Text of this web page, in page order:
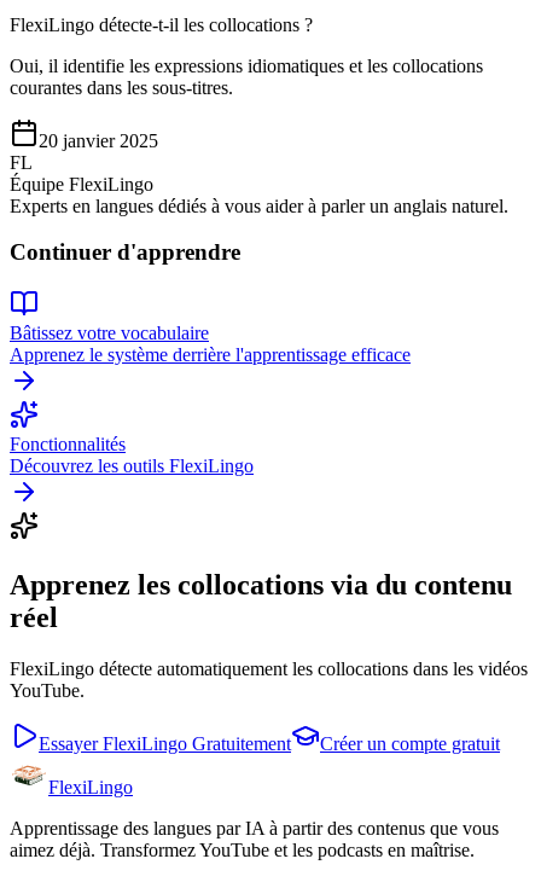
FlexiLingo détecte-t-il les collocations ?
Oui, il identifie les expressions idiomatiques et les collocations
courantes dans les sous-titres.
20 janvier 2025
FL
Équipe FlexiLingo
Experts en langues dédiés à vous aider à parler un anglais naturel.
Continuer d'apprendre
Bâtissez votre vocabulaire
Apprenez le système derrière l'apprentissage efficace
Fonctionnalités
Découvrez les outils FlexiLingo
Apprenez les collocations via du contenu
réel
FlexiLingo détecte automatiquement les collocations dans les vidéos
YouTube.
Essayer FlexiLingo Gratuitement Créer un compte gratuit
FlexiLingo
Apprentissage des langues par IA à partir des contenus que vous
aimez déjà. Transformez YouTube et les podcasts en maîtrise.